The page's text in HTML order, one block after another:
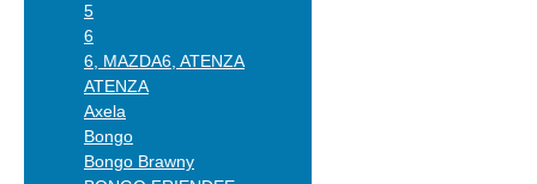
5
6
6, MAZDA6, ATENZA
ATENZA
Axela
Bongo
Bongo Brawny